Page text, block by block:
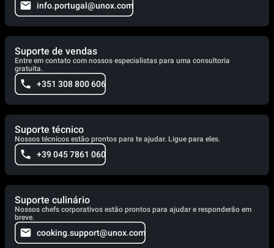
info.portugal@unox.com
Suporte de vendas
Entre em contato com nossos especialistas para uma consultoria
gratuita.
+351 308 800 606
Suporte técnico
Nossos técnicos estão prontos para te ajudar. Ligue para eles.
+39 045 7861 060
Suporte culinário
Nossos chefs corporativos estão prontos para ajudar e responderão em
breve.
cooking.support@unox.com